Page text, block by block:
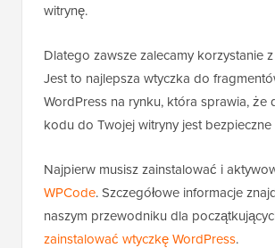
witrynę.
Dlatego zawsze zalecamy korzystanie z
Jest to najlepsza wtyczka do
WordPress na rynku, która sprawia, że
kodu do Twojej witryny jest bezpieczne
Najpierw musisz zainstalować i
WPCode. Szczegółowe informacje
naszym przewodniku dla
zainstalować wtyczkę WordPress.